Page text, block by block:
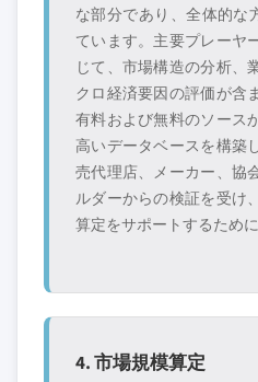
な部分であり、全体的な
ています。主要プレーヤ
じて、市場構造の分析、
クロ経済要因の評価が含
有料および無料のソース
高いデータベースを構築
売代理店、メーカー、協
ルダーからの検証を受け
算定をサポートするため
4. 市場規模算定